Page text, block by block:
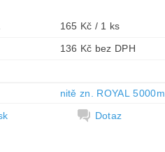
165 Kč / 1 ks
136 Kč bez DPH
nitě zn. ROYAL 5000m
Dotaz